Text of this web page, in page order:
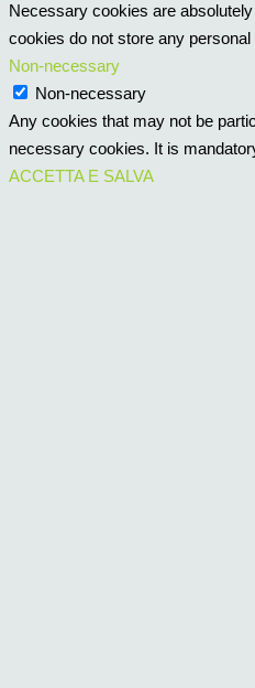
Necessary cookies are
cookies do not store any personal
Non-necessary
Non-necessary
Any cookies that may not be
necessary cookies. It is
ACCETTA E SALVA